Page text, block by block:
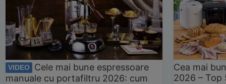
VIDEO
Cele mai bune espressoare
manuale cu portafiltru 2026: cum
Cea mai
2026 –